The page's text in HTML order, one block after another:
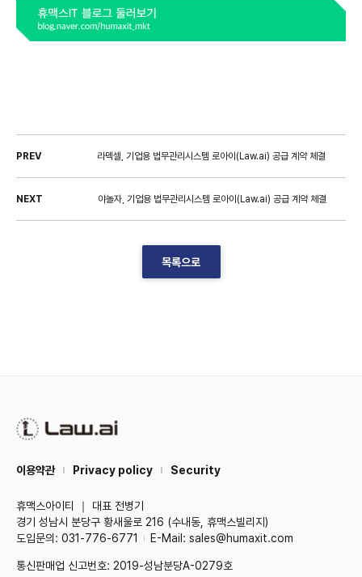
PREV 라덱셀, 기업용 법무관리시스템 로아이(Law.ai) 공급 계약 체결
NEXT 야놀자, 기업용 법무관리시스템 로아이(Law.ai) 공급 계약 체결
목록으로
이용약관 Privacy policy Security
휴맥스아이티 ｜ 대표 전병기
경기 성남시 분당구 황새울로 216 (수내동, 휴맥스빌리지)
도입문의: 031-776-6771
E-Mail: sales@humaxit.com
통신판매업 신고번호: 2019-성남분당A-0279호